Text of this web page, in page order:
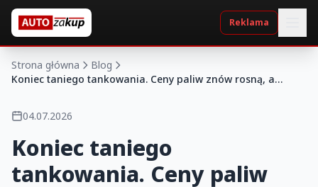
Reklama
Strona główna
Blog
Koniec taniego tankowania. Ceny paliw znów rosną, a
04.07.2026
Koniec taniego
tankowania. Ceny paliw